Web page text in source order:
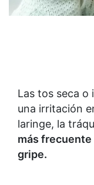
Las tos seca o
una irritación
laringe, la
más
gripe.